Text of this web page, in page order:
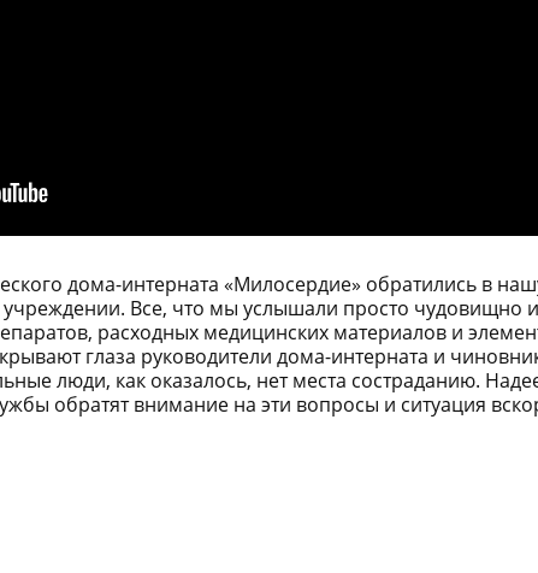
дома-интерната «Милосердие» обратились в
Все, что мы услышали просто чудовищно
расходных медицинских материалов и
глаза руководители дома-интерната и
люди, как оказалось, нет места состраданию.
обратят внимание на эти вопросы и ситуация